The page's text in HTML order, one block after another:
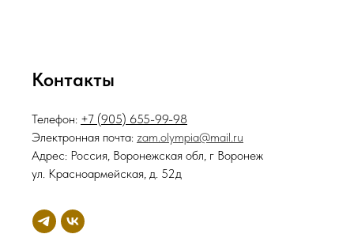
Контакты
Телефон: +7 (905) 655-99-98
Электронная почта: zam.olympia@mail.ru
Адрес: Россия, Воронежская обл, г Воронеж
ул. Красноармейская, д. 52д